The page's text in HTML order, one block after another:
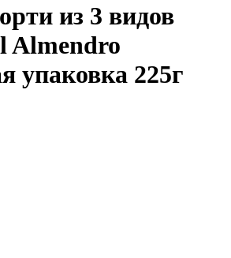
из 3 видов
Almendro
упаковка 225г